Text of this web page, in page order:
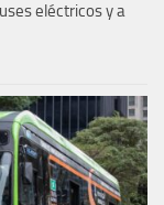
eléctricos y a